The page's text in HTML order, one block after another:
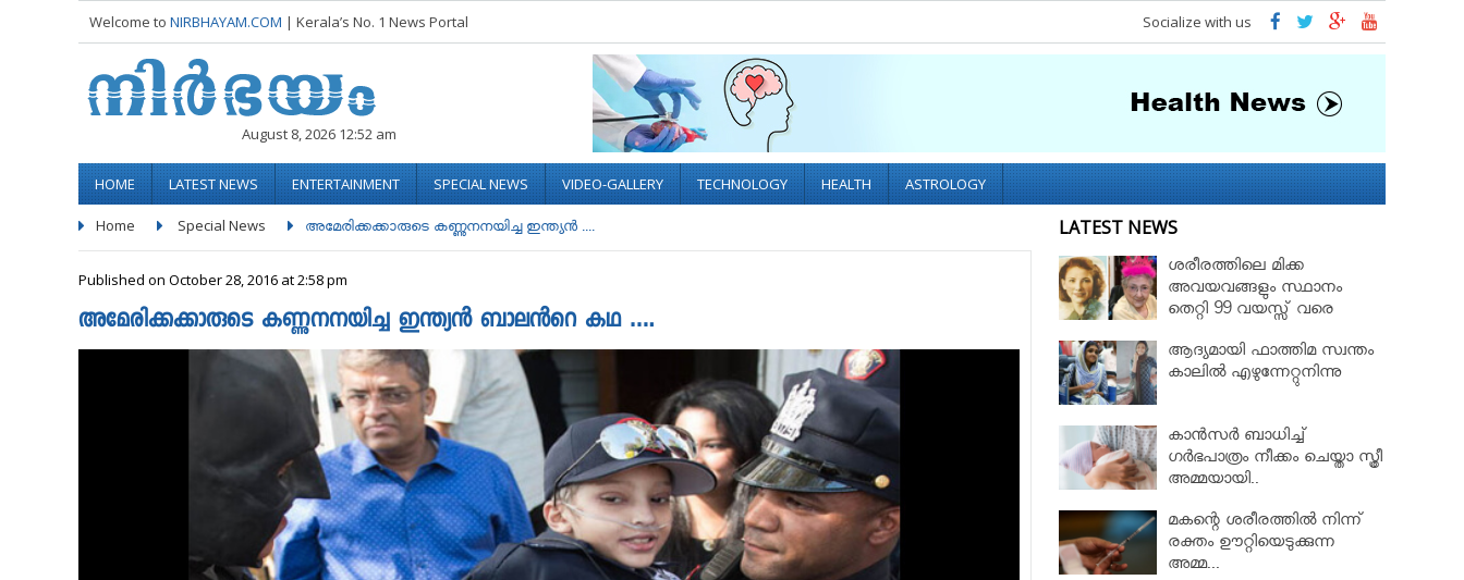
Welcome to NIRBHAYAM.COM | Kerala’s No. 1 News Portal Socialize with us
August 8, 2026 12:52 am
HOME LATEST NEWS ENTERTAINMENT SPECIAL NEWS VIDEO-GALLERY TECHNOLOGY HEALTH ASTROLOGY
Home Special News അമേരിക്കക്കാരുടെ കണ്ണുനനയിച്ച ഇന്ത്യൻ ....
Published on October 28, 2016 at 2:58 pm
അമേരിക്കക്കാരുടെ കണ്ണുനനയിച്ച ഇന്ത്യൻ ബാലൻറെ കഥ ….
LATEST NEWS
ശരീരത്തിലെ മിക്ക
അവയവങ്ങളും സ്ഥാനം
തെറ്റി 99 വയസ്സ് വരെ
ആദ്യമായി ഫാത്തിമ സ്വന്തം
കാലില്‍ എഴുന്നേറ്റുനിന്നു
കാൻസർ ബാധിച്ച്
ഗർഭപാത്രം നീക്കം ചെയ്താ സ്ത്രീ
അമ്മയായി..
മകന്റെ ശരീരത്തില്‍ നിന്ന്
രക്തം ഊറ്റിയെടുക്കുന്ന
അമ്മ...